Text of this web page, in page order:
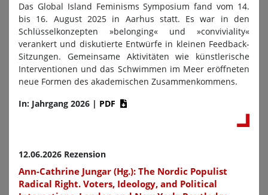
Das Global Island Feminisms Symposium fand vom 14.
bis 16. August 2025 in Aarhus statt. Es war in den
Schlüsselkonzepten »belonging« und »conviviality«
verankert und diskutierte Entwürfe in kleinen Feedback-
Sitzungen. Gemeinsame Aktivitäten wie künstlerische
Interventionen und das Schwimmen im Meer eröffneten
neue Formen des akademischen Zusammenkommens.
In: Jahrgang 2026 | PDF
12.06.2026 Rezension
Ann-Cathrine Jungar (Hg.): The Nordic Populist
Radical Right. Voters, Ideology, and Political